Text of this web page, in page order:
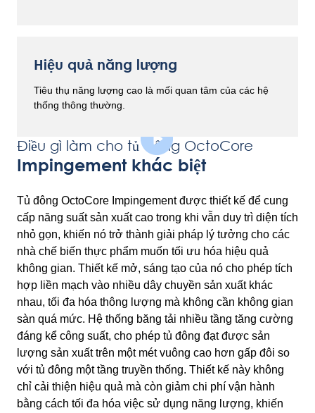
Hiệu quả năng lượng
Tiêu thụ năng lượng cao là mối quan tâm của các hệ
thống thông thường.
Điều gì làm cho tủ đông OctoCore
Impingement khác biệt
Tủ đông OctoCore Impingement được thiết kế để cung
cấp năng suất sản xuất cao trong khi vẫn duy trì diện tích
nhỏ gọn, khiến nó trở thành giải pháp lý tưởng cho các
nhà chế biến thực phẩm muốn tối ưu hóa hiệu quả
không gian. Thiết kế mở, sáng tạo của nó cho phép tích
hợp liền mạch vào nhiều dây chuyền sản xuất khác
nhau, tối đa hóa thông lượng mà không cần không gian
sàn quá mức. Hệ thống băng tải nhiều tầng tăng cường
đáng kể công suất, cho phép tủ đông đạt được sản
lượng sản xuất trên một mét vuông cao hơn gấp đôi so
với tủ đông một tầng truyền thống. Thiết kế này không
chỉ cải thiện hiệu quả mà còn giảm chi phí vận hành
bằng cách tối đa hóa việc sử dụng năng lượng, khiến